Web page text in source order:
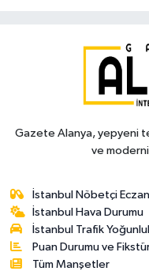
Gazete Alanya, yepyeni
ve
İstanbul Nöbetçi
İstanbul Hava Durumu
İstanbul Trafik
Puan Durumu ve
Tüm Manşetler